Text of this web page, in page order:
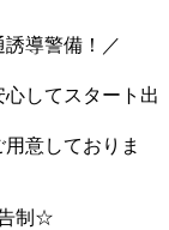
導警備！／
してスタート出
意しておりま
制☆